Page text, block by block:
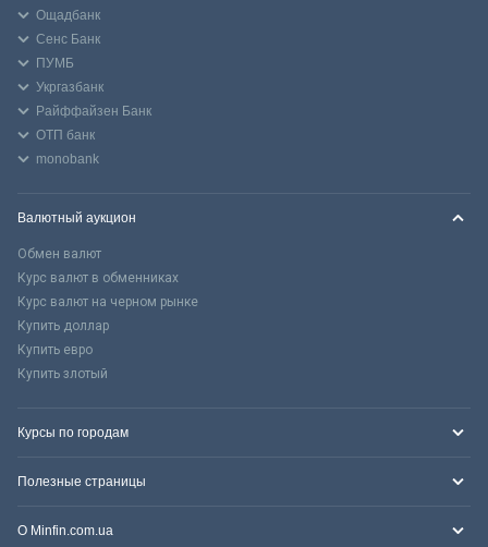
Ощадбанк
Сенс Банк
ПУМБ
Укргазбанк
Райффайзен Банк
ОТП банк
monobank
Валютный аукцион
Обмен валют
Курс валют в обменниках
Курс валют на черном рынке
Купить доллар
Купить евро
Купить злотый
Курсы по городам
Полезные страницы
О Minfin.com.ua